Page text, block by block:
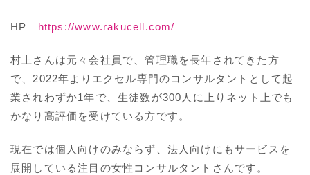
HP https://www.rakucell.com/
村上さんは元々会社員で、管理職を長年されてきた方
で、2022年よりエクセル専門のコンサルタントとして起
業されわずか1年で、生徒数が300人に上りネット上でも
かなり高評価を受けている方です。
現在では個人向けのみならず、法人向けにもサービスを
展開している注目の女性コンサルタントさんです。